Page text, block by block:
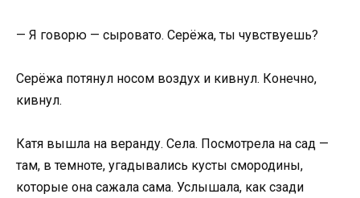
— Я говорю — сыровато. Серёжа, ты чувствуешь?
Серёжа потянул носом воздух и кивнул. Конечно,
кивнул.
Катя вышла на веранду. Села. Посмотрела на сад —
там, в темноте, угадывались кусты смородины,
которые она сажала сама. Услышала, как сзади